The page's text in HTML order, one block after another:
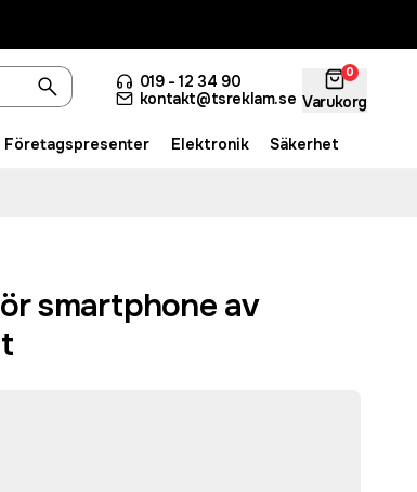
019 - 12 34 90
kontakt@tsreklam.se
0
Varukorg
Företagspresenter Elektronik Säkerhet
smartphone av